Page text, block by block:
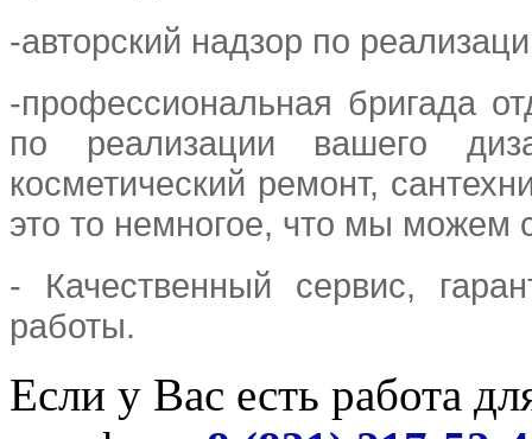
-авторский надзор по
-профессиональная бригада
по реализации вашего
косметический ремонт,
это то немногое, что мы можем
- Качественный сервис,
работы.
Если у Вас есть работа